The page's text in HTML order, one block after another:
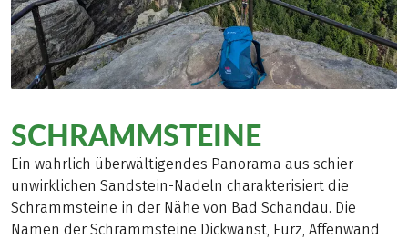
SCHRAMMSTEINE
Ein wahrlich überwältigendes Panorama aus schier
unwirklichen Sandstein-Nadeln charakterisiert die
Schrammsteine in der Nähe von Bad Schandau. Die
Namen der Schrammsteine Dickwanst, Furz, Affenwand